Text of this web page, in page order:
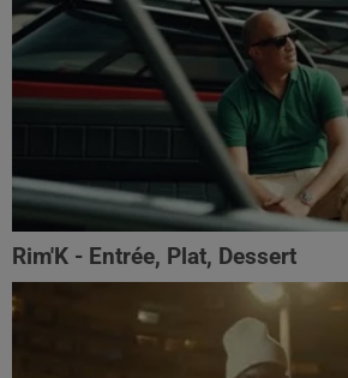
Rim'K - Entrée, Plat, Dessert